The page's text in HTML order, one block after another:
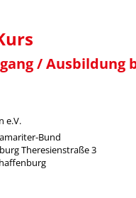
/
e.V.
Bund
Theresienstraße 3